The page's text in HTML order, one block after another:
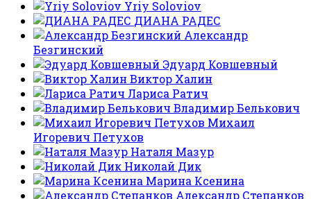
Yriy Soloviov
ДИАНА РАДЕС
Александр
Безгинский
Эдуард Ковшевный
Виктор Халин
Лариса Ратич
Владимир Белькович
Михаил
Игоревич Петухов
Наталя Мазур
Николай Дик
Марина Ксенина
Александр Степанков